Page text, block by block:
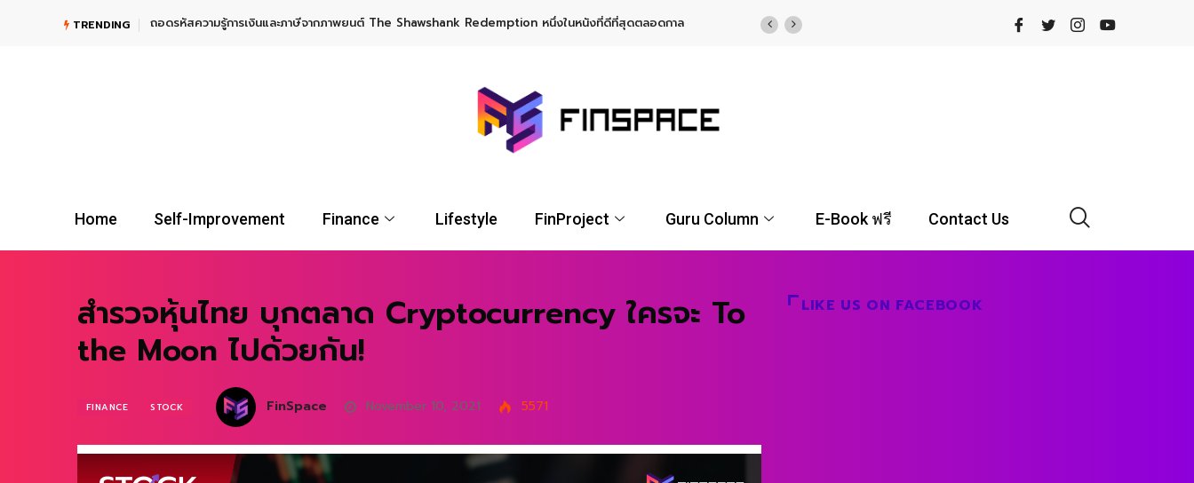
TRENDING
UGOLD-USD ลงทุนทองคำระยะยาว กับผู้นำตลาดกองทุน Gold ETF พร้อมโอกาสรับผลตอบแทนรูปแบบ USD จาก UOBAM (Thailand)
Home Self-Improvement Finance Lifestyle FinProject Guru Column E-Book ฟรี Contact Us
สำรวจหุ้นไทย บุกตลาด Cryptocurrency ใครจะ To
the Moon ไปด้วยกัน!
FinSpace November 10, 2021 5571
LIKE US ON FACEBOOK